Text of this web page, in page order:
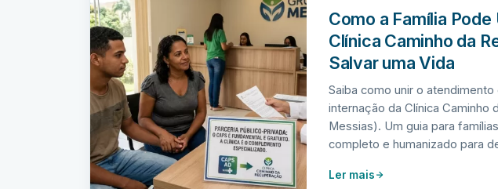
Como a Família Pode
Clínica Caminho da
Salvar uma Vida
Saiba como unir o
internação da Clínica Caminho
Messias). Um guia para
completo e humanizado para
Ler mais